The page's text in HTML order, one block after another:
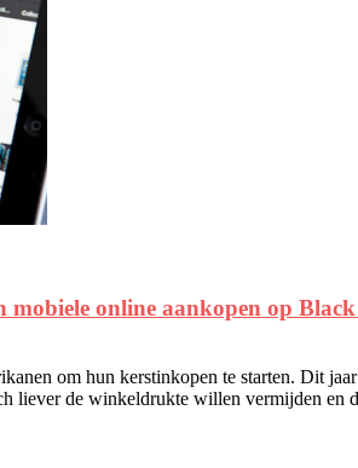
mobiele online aankopen op
om hun kerstinkopen te starten. Dit
liever de winkeldrukte willen vermijden en